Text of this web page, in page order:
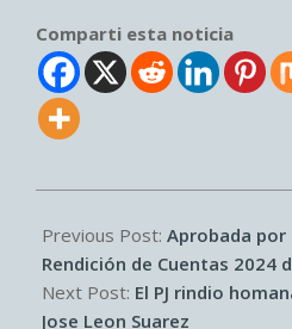
Comparti esta noticia
04-
26
Previous Post: Aprobada por
Rendición de Cuentas 2024
Next Post: El PJ rindio
Jose Leon Suarez